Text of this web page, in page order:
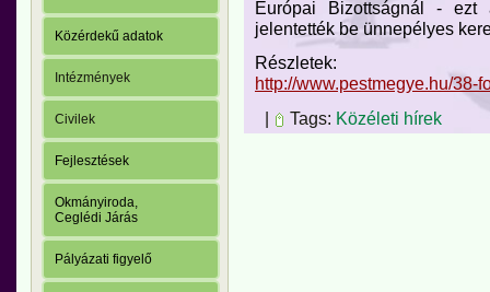
Közérdekű adatok
Intézmények
Civilek
Fejlesztések
Okmányiroda,
Ceglédi Járás
Pályázati figyelő
Európai Bizottságnál -
jelentették be ünnepélyes
Részletek:
http://www.pestmegye.hu/
|
Tags: Közéleti hírek